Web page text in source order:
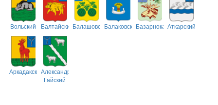
Вольский БалтайскийБалашовскийБалаковскийБазарнокарабулакский
Аткарский
АркадакскийАлександрово-
Гайский